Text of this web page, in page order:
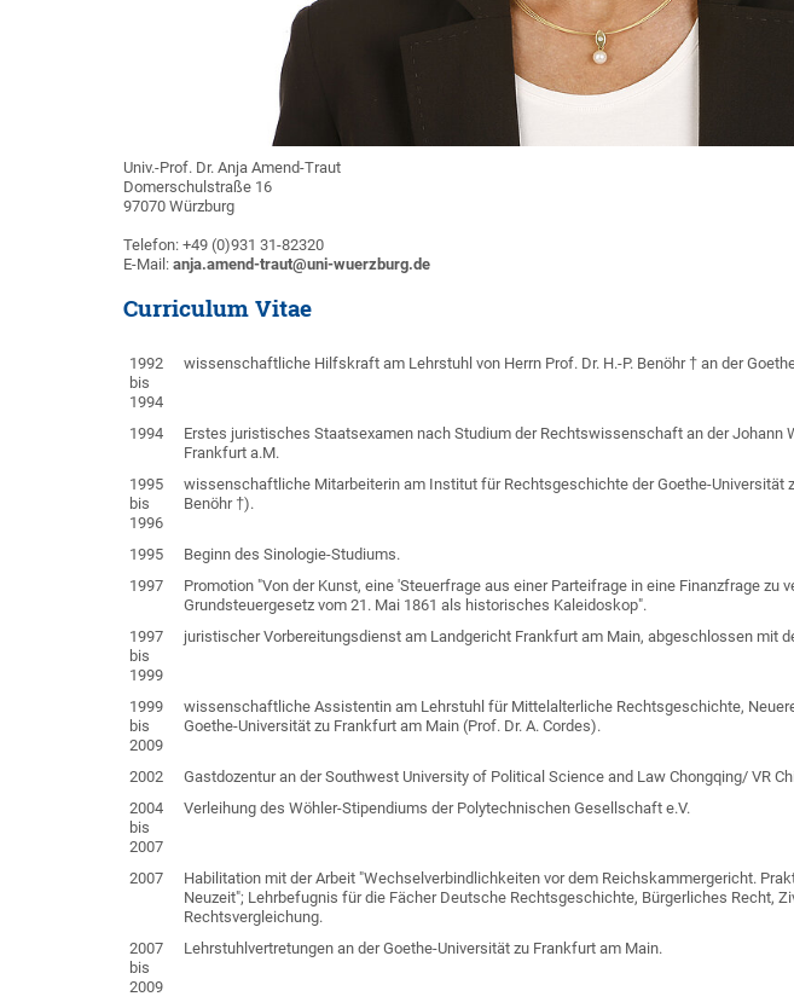
Univ.-Prof. Dr. Anja Amend-Traut
Domerschulstraße 16
97070 Würzburg
Telefon: +49 (0)931 31-82320
E-Mail: anja.amend-traut@uni-wuerzburg.de
Curriculum Vitae
1992
bis
1994
wissenschaftliche Hilfskraft am Lehrstuhl von Herrn Prof. Dr. H.-P. Benöhr † an der
1994
Erstes juristisches Staatsexamen nach Studium der Rechtswissenschaft an der Johann
Frankfurt a.M.
1995
bis
1996
wissenschaftliche Mitarbeiterin am Institut für Rechtsgeschichte der Goethe-Universität
Benöhr †).
1995
Beginn des Sinologie-Studiums.
1997
Promotion "Von der Kunst, eine 'Steuerfrage aus einer Parteifrage in eine Finanzfrage zu
Grundsteuergesetz vom 21. Mai 1861 als historisches Kaleidoskop".
1997
bis
1999
juristischer Vorbereitungsdienst am Landgericht Frankfurt am Main, abgeschlossen mit
1999
bis
2009
wissenschaftliche Assistentin am Lehrstuhl für Mittelalterliche Rechtsgeschichte,
Goethe-Universität zu Frankfurt am Main (Prof. Dr. A. Cordes).
2002
Gastdozentur an der Southwest University of Political Science and Law Chongqing/ VR
2004
bis
2007
Verleihung des Wöhler-Stipendiums der Polytechnischen Gesellschaft e.V.
2007
Habilitation mit der Arbeit "Wechselverbindlichkeiten vor dem Reichskammergericht.
Neuzeit"; Lehrbefugnis für die Fächer Deutsche Rechtsgeschichte, Bürgerliches Recht,
Rechtsvergleichung.
2007
bis
2009
Lehrstuhlvertretungen an der Goethe-Universität zu Frankfurt am Main.